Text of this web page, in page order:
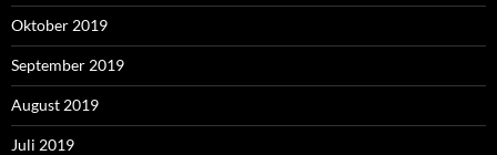
Oktober 2019
September 2019
August 2019
Juli 2019